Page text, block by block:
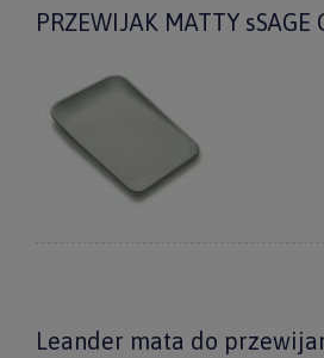
PRZEWIJAK MATTY sSAGE
Leander mata do